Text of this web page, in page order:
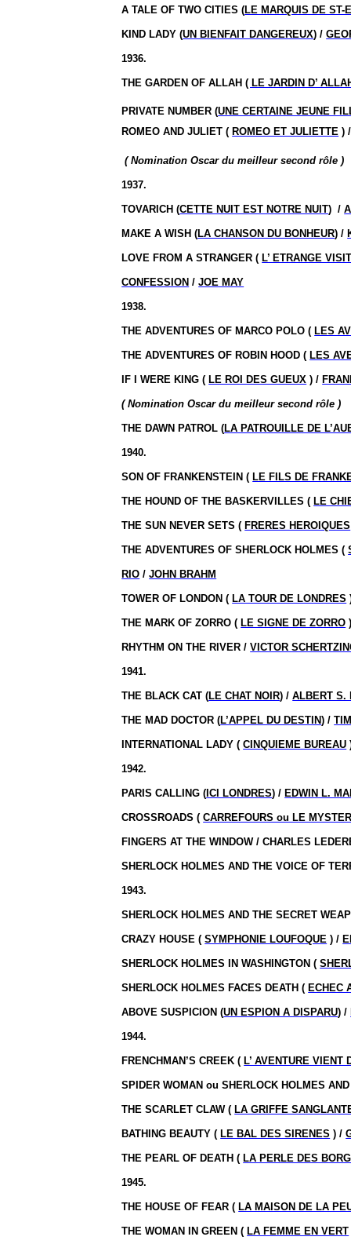
A TALE OF TWO CITIES (LE MARQUIS DE ST-
KIND LADY (UN BIENFAIT DANGEREUX) /
1936.
THE GARDEN OF ALLAH( LE JARDIN D’
PRIVATE NUMBER (UNE CERTAINE JEUNE
ROMEO AND JULIET ( ROMEO ET JULIETTE )
( Nomination Oscar du meilleur second rôle )
1937.
TOVARICH (CETTE NUIT EST NOTRE NUIT) /
MAKE A WISH (LA CHANSON DU BONHEUR) /
LOVE FROM A STRANGER ( L’ ETRANGE
CONFESSION /JOE MAY
1938.
THE ADVENTURES OF MARCO POLO ( LES
THE ADVENTURES OF ROBIN HOOD ( LES
IF I WERE KING ( LE ROI DES GUEUX ) /
( Nomination Oscar du meilleur second rôle )
THE DAWN PATROL (LA PATROUILLE DE
1940.
SON OF FRANKENSTEIN ( LE FILS DE
THE HOUND OF THE BASKERVILLES ( LE
THE SUN NEVER SETS ( FRERES HEROIQUES
THE ADVENTURES OF SHERLOCK HOLMES (
RIO /JOHN BRAHM
TOWER OF LONDON ( LA TOUR DE LONDRES
THE MARK OF ZORRO ( LE SIGNE DE ZORRO
RHYTHM ON THE RIVER /VICTOR
1941.
THE BLACK CAT (LE CHAT NOIR) /ALBERT S.
THE MAD DOCTOR (L’APPEL DU DESTIN) /
INTERNATIONAL LADY (CINQUIEME BUREAU
1942.
PARIS CALLING ( ICI LONDRES) / EDWIN L.
CROSSROADS (CARREFOURS ou LE
FINGERS AT THE WINDOW / CHARLES
SHERLOCK HOLMES AND THE VOICE OF
1943.
SHERLOCK HOLMES AND THE SECRET
CRAZY HOUSE (SYMPHONIE LOUFOQUE ) /
SHERLOCK HOLMES IN WASHINGTON (
SHERLOCK HOLMES FACES DEATH ( ECHEC
ABOVE SUSPICION (UN ESPION A DISPARU) /
1944.
FRENCHMAN’S CREEK ( L’ AVENTURE VIENT
SPIDER WOMAN ou SHERLOCK HOLMES
THE SCARLET CLAW ( LA GRIFFE
BATHING BEAUTY ( LE BAL DES SIRENES ) /
THE PEARL OF DEATH ( LA PERLE DES
1945.
THE HOUSE OF FEAR ( LA MAISON DE LA
THE WOMAN IN GREEN ( LA FEMME EN VERT